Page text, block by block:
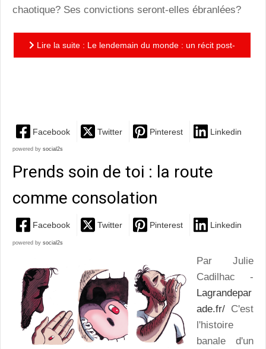
chaotique? Ses convictions seront-elles ébranlées?
Lire la suite : Le lendemain du monde : un récit post-
Facebook Twitter Pinterest Linkedin
powered by social2s
Prends soin de toi : la route
comme consolation
Facebook Twitter Pinterest Linkedin
powered by social2s
Par Julie
Cadilhac -
Lagrandepar
ade.fr/ C'est
l'histoire
banale d'un